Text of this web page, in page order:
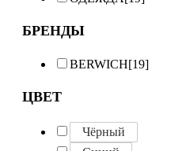
БРЕНДЫ
BERWICH[19]
ЦВЕТ
Чёрный